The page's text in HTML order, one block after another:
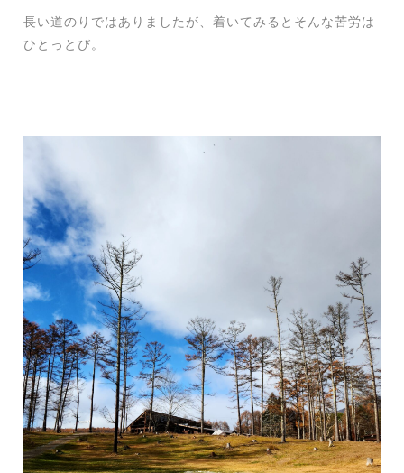
長い道のりではありましたが、着いてみるとそんな苦労は
ひとっとび。